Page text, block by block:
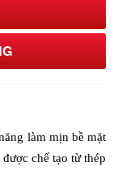
làm mịn bề mặt
chế tạo từ thép